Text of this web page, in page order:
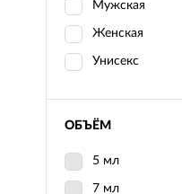
Мужская
Женская
Унисекс
ОБЪЁМ
5 мл
7 мл